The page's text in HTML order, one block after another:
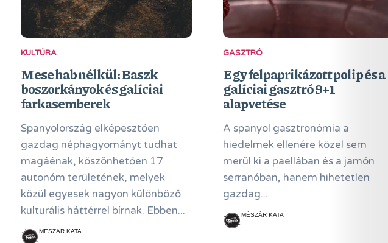
KULTÚRA
Mese hab nélkül: Baszk
boszorkányok és galíciai
farkasemberek
Spanyolország elképesztően
gazdag néphagyományt tudhat
magáénak, köszönhetően 17
autonóm területének, melyek
közül egyesek nagyon különböző
kulturális háttérrel bírnak. Ebben...
MÉSZÁR KATA
GASZTRÓ
Egy felpaprikázott polip és a
galíciai gasztró 9+1
alapvetése
A spanyol gasztronómia a
hiedelmek ellenére közel sem
merül ki a paellában és a jamón
serranóban, hanem hihetetlen
gazdag...
MÉSZÁR KATA